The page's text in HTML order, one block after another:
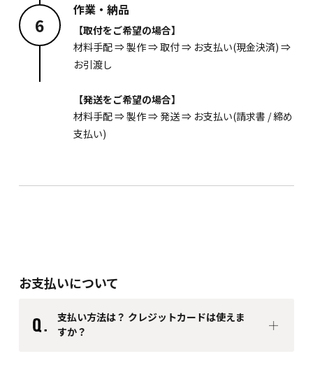
6
作業・納品
【取付をご希望の場合】
材料手配 ⇒ 製作 ⇒ 取付 ⇒ お支払い(現金決済) ⇒
お引渡し
【発送をご希望の場合】
材料手配 ⇒ 製作 ⇒ 発送 ⇒ お支払い(請求書 / 締め
支払い)
お支払いについて
支払い方法は？ クレジットカードは使えま
すか？